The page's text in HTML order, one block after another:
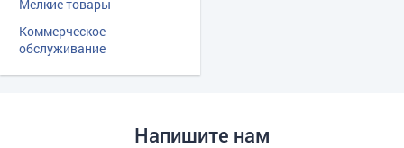
Мелкие товары
Коммерческое
обслуживание
Напишите нам